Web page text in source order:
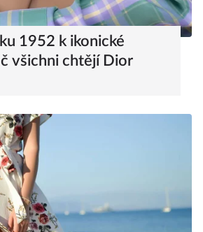
1952 k ikonické
všichni chtějí Dior